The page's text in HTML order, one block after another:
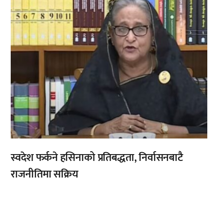
स्वदेश फर्कने हसिनाको प्रतिबद्धता, निर्वासनबाटै
राजनीतिमा सक्रिय